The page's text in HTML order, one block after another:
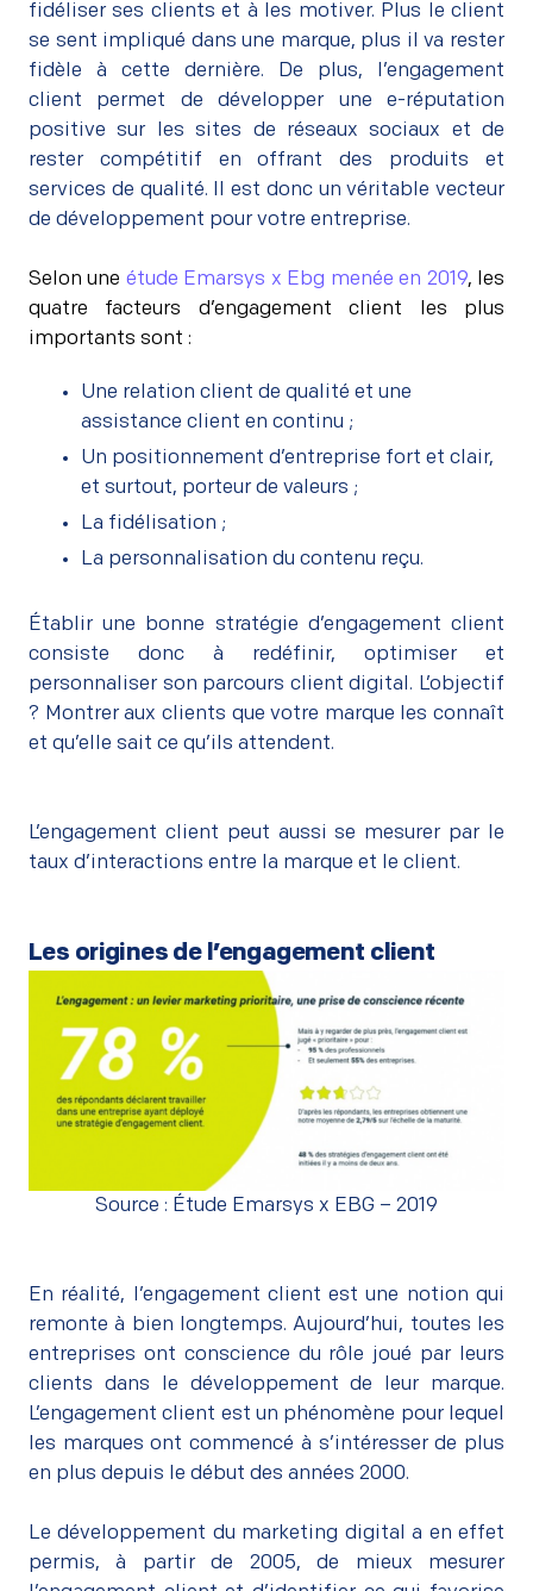
fidéliser ses clients et à les motiver. Plus le client
se sent impliqué dans une marque, plus il va rester
fidèle à cette dernière. De plus, l’engagement
client permet de développer une e-réputation
positive sur les sites de réseaux sociaux et de
rester compétitif en offrant des produits et
services de qualité. Il est donc un véritable vecteur
de développement pour votre entreprise.
Selon une étude Emarsys x Ebg menée en 2019, les
quatre facteurs d’engagement client les plus
importants sont :
Une relation client de qualité et une
assistance client en continu ;
Un positionnement d’entreprise fort et clair,
et surtout, porteur de valeurs ;
La fidélisation ;
La personnalisation du contenu reçu.
Établir une bonne stratégie d’engagement client
consiste donc à redéfinir, optimiser et
personnaliser son parcours client digital. L’objectif
? Montrer aux clients que votre marque les connaît
et qu’elle sait ce qu’ils attendent.
L’engagement client peut aussi se mesurer par le
taux d’interactions entre la marque et le client.
Les origines de l’engagement client
Source : Étude Emarsys x EBG – 2019
En réalité, l’engagement client est une notion qui
remonte à bien longtemps. Aujourd’hui, toutes les
entreprises ont conscience du rôle joué par leurs
clients dans le développement de leur marque.
L’engagement client est un phénomène pour lequel
les marques ont commencé à s’intéresser de plus
en plus depuis le début des années 2000.
Le développement du marketing digital a en effet
permis, à partir de 2005, de mieux mesurer